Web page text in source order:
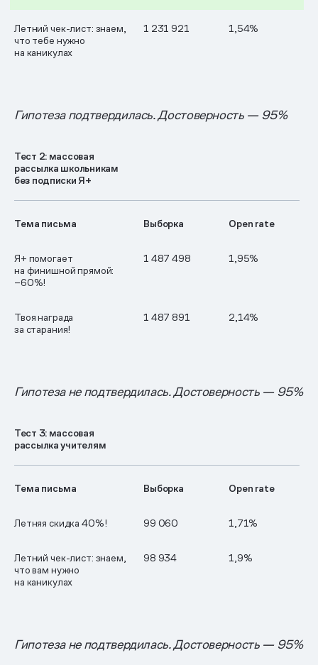
Летний чек-лист: знаем,
что тебе нужно
на каникулах
1 231 921 1,54%
Гипотеза подтвердилась. Достоверность — 95%
Тест 2: массовая
рассылка школьникам
без подписки Я+
Тема письма Выборка Open rate
Я+ помогает
на финишной прямой:
−60%!
1 487 498 1,95%
Твоя награда
за старания!
1 487 891 2,14%
Гипотеза не подтвердилась. Достоверность — 95%
Тест 3: массовая
рассылка учителям
Тема письма Выборка Open rate
Летняя скидка 40%! 99 060 1,71%
Летний чек-лист: знаем,
что вам нужно
на каникулах
98 934 1,9%
Гипотеза не подтвердилась. Достоверность — 95%